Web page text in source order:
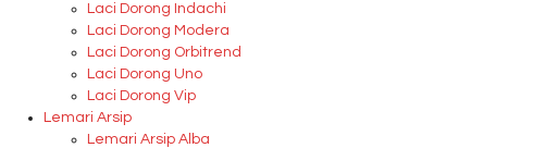
Laci Dorong Indachi
Laci Dorong Modera
Laci Dorong Orbitrend
Laci Dorong Uno
Laci Dorong Vip
Lemari Arsip
Lemari Arsip Alba